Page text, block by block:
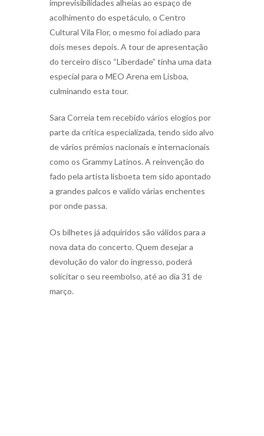
imprevisibilidades alheias ao espaço de
acolhimento do espetáculo, o Centro
Cultural Vila Flor, o mesmo foi adiado para
dois meses depois. A tour de apresentação
do terceiro disco “Liberdade” tinha uma data
especial para o MEO Arena em Lisboa,
culminando esta tour.
Sara Correia tem recebido vários elogios por
parte da crítica especializada, tendo sido alvo
de vários prémios nacionais e internacionais
como os Grammy Latinos. A reinvenção do
fado pela artista lisboeta tem sido apontado
a grandes palcos e valido várias enchentes
por onde passa.
Os bilhetes já adquiridos são válidos para a
nova data do concerto. Quem desejar a
devolução do valor do ingresso, poderá
solicitar o seu reembolso, até ao dia 31 de
março.